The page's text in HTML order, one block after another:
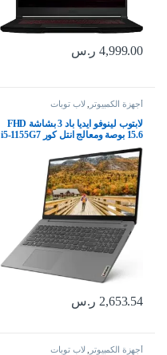
4,999.00 ر.س
أجهزة الكمبيوتر لاب توبات
لابتوب لينوفو ايديا باد 3 بشاشة FHD
15.6 بوصة ومعالج انتل كور i5-1155G7
512GB ووظائف رسومات انتل ايريس
وويندوز 11، لون رمادي اركتيك –
2,653.54 ر.س
أجهزة الكمبيوتر لاب توبات